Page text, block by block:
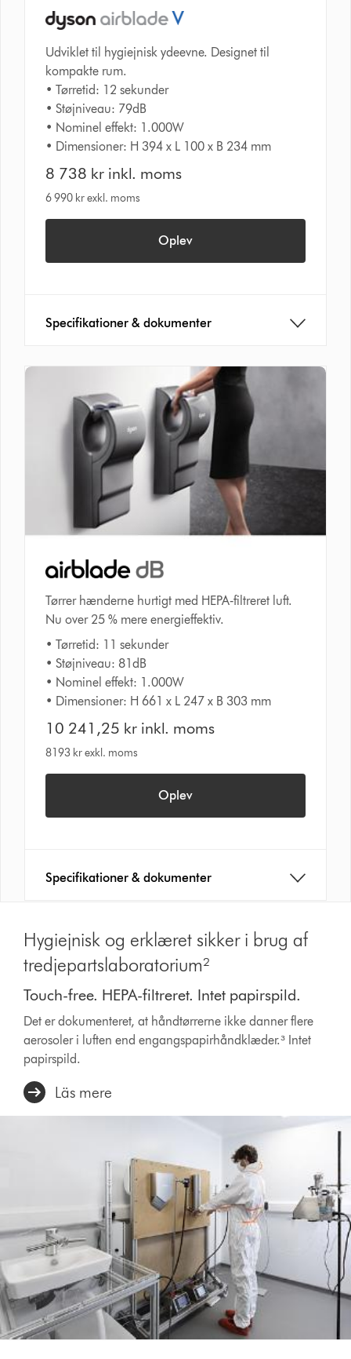
Udviklet til hygiejnisk ydeevne. Designet til
kompakte rum.
• Tørretid: 12 sekunder
• Støjniveau: 79dB
• Nominel effekt: 1.000W
• Dimensioner: H 394 x L 100 x B 234 mm
8 738 kr inkl. moms
6 990 kr exkl. moms
Oplev
Specifikationer & dokumenter
Tørrer hænderne hurtigt med HEPA‑filtreret luft.
Nu over 25 % mere energieffektiv.
• Tørretid: 11 sekunder
• Støjniveau: 81dB
• Nominel effekt: 1.000W
• Dimensioner: H 661 x L 247 x B 303 mm
10 241,25 kr inkl. moms
8193 kr exkl. moms
Oplev
Specifikationer & dokumenter
Hygiejnisk og erklæret sikker i brug af
tredjepartslaboratorium²
Touch-free. HEPA-filtreret. Intet papirspild.
Det er dokumenteret, at håndtørrerne ikke danner flere
aerosoler i luften end engangspapirhåndklæder.³ Intet
papirspild.
Läs mere